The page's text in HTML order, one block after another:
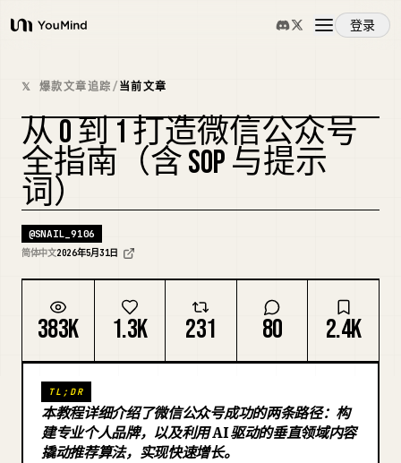
YouMind
登录
概览
使用案例
技能
提示词
下载
博客
𝕏 爆款文章追踪/当前文章
复刻封面
从 0 到 1 打造微信公众号
全指南（含 SOP 与提示
词）
@SNAIL_9106
简体中文2026年5月31日
383K 1.3K 231 80 2.4K
TL;DR
本教程详细介绍了微信公众号成功的两条路径：构
建专业个人品牌，以及利用 AI 驱动的垂直领域内容
撬动推荐算法，实现快速增长。